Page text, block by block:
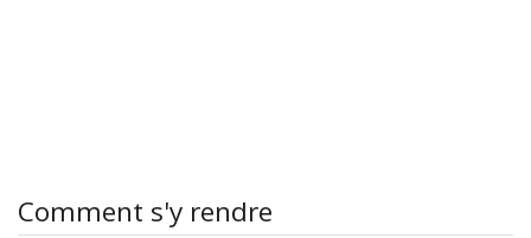
Comment s'y rendre